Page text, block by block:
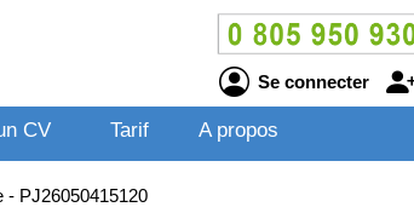
Se connecter
CV Tarif A propos
- PJ26050415120